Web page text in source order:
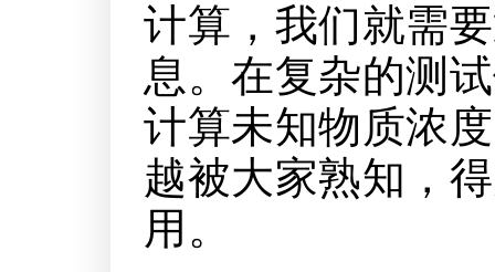
计算，我们就需
息。在复杂的测
计算未知物质浓
越被大家熟知，
用。